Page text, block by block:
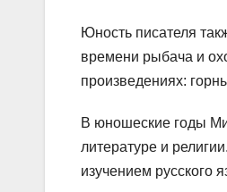
Юность писателя
времени рыбача и
произведениях:
В юношеские годы
литературе и
изучением русского